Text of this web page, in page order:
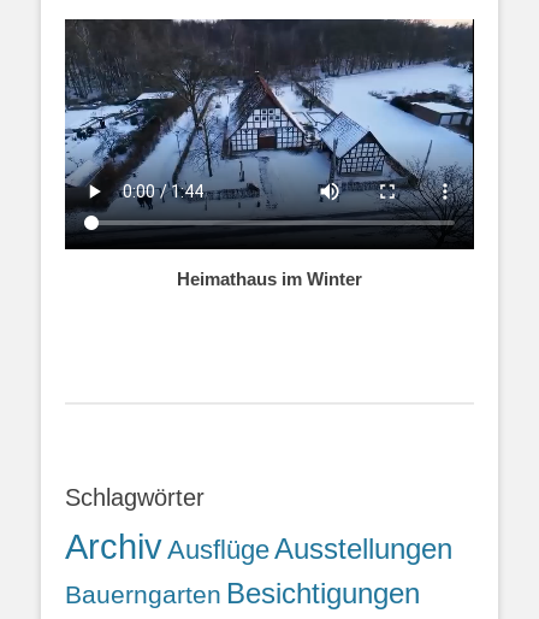
Heimathaus im Winter
Schlagwörter
ArchivAusflügeAusstellungen
Bauerngarten Besichtigungen